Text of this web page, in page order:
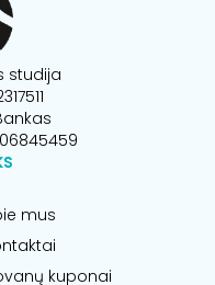
studija
mus
kuponai